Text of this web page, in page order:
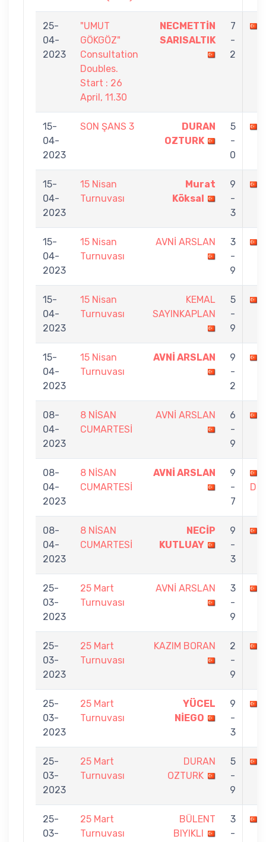
25-
04-
2023
"UMUT
GÖKGÖZ"
Consultation
Doubles.
Start : 26
April, 11.30
NECMETTİN
SARISALTIK
7
-
2
15-
04-
2023
SON ŞANS 3
DURAN
OZTURK
5
-
0
15-
04-
2023
15 Nisan
Turnuvası
Murat
Köksal
9
-
3
15-
04-
2023
15 Nisan
Turnuvası
AVNİ ARSLAN
3
-
9
15-
04-
2023
15 Nisan
Turnuvası
KEMAL
SAYINKAPLAN
5
-
9
15-
04-
2023
15 Nisan
Turnuvası
AVNİ ARSLAN
9
-
2
08-
04-
2023
8 NİSAN
CUMARTESİ
AVNİ ARSLAN
6
-
9
08-
04-
2023
8 NİSAN
CUMARTESİ
AVNİ ARSLAN
9
-
7
08-
04-
2023
8 NİSAN
CUMARTESİ
NECİP
KUTLUAY
9
-
3
25-
03-
2023
25 Mart
Turnuvası
AVNİ ARSLAN
3
-
9
25-
03-
2023
25 Mart
Turnuvası
KAZIM BORAN
2
-
9
25-
03-
2023
25 Mart
Turnuvası
YÜCEL
NİEGO
9
-
3
25-
03-
2023
25 Mart
Turnuvası
DURAN
OZTURK
5
-
9
25-
03-
25 Mart
Turnuvası
BÜLENT
BIYIKLI
3
-